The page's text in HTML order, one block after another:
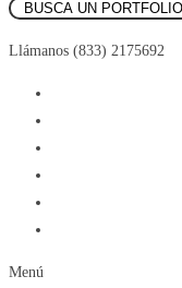
Llámanos (833) 2175692
Menú